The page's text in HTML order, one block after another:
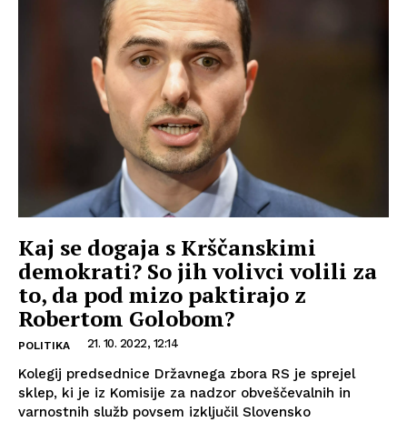
Kaj se dogaja s Krščanskimi
demokrati? So jih volivci volili za
to, da pod mizo paktirajo z
Robertom Golobom?
POLITIKA 21. 10. 2022, 12:14
Kolegij predsednice Državnega zbora RS je sprejel
sklep, ki je iz Komisije za nadzor obveščevalnih in
varnostnih služb povsem izključil Slovensko